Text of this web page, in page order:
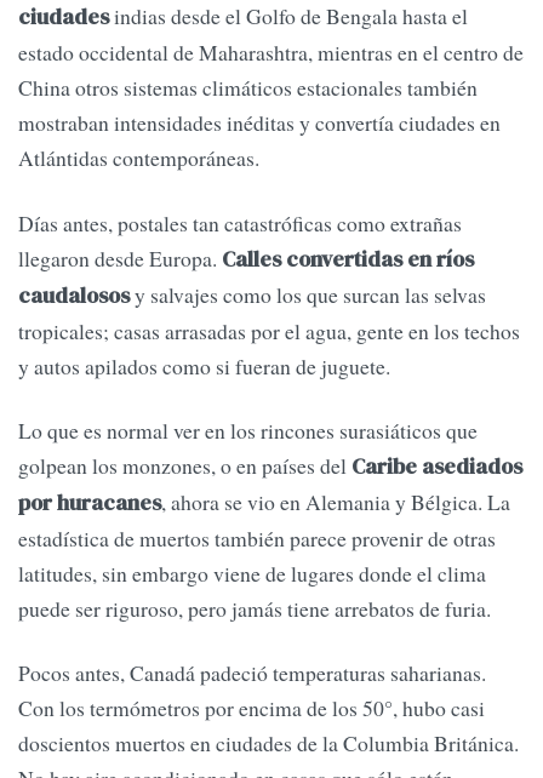
ciudadesindias desde el Golfo de Bengala hasta el
estado occidental de Maharashtra, mientras en el centro de
China otros sistemas climáticos estacionales también
mostraban intensidades inéditas y convertía ciudades en
Atlántidas contemporáneas.
Días antes, postales tan catastróficas como extrañas
llegaron desde Europa. Calles convertidas en ríos
caudalososy salvajes como los que surcan las selvas
tropicales; casas arrasadas por el agua, gente en los techos
y autos apilados como si fueran de juguete.
Lo que es normal ver en los rincones surasiáticos que
golpean los monzones, o en países del Caribe asediados
por huracanes, ahora se vio en Alemania y Bélgica. La
estadística de muertos también parece provenir de otras
latitudes, sin embargo viene de lugares donde el clima
puede ser riguroso, pero jamás tiene arrebatos de furia.
Pocos antes, Canadá padeció temperaturas saharianas.
Con los termómetros por encima de los 50°, hubo casi
doscientos muertos en ciudades de la Columbia Británica.